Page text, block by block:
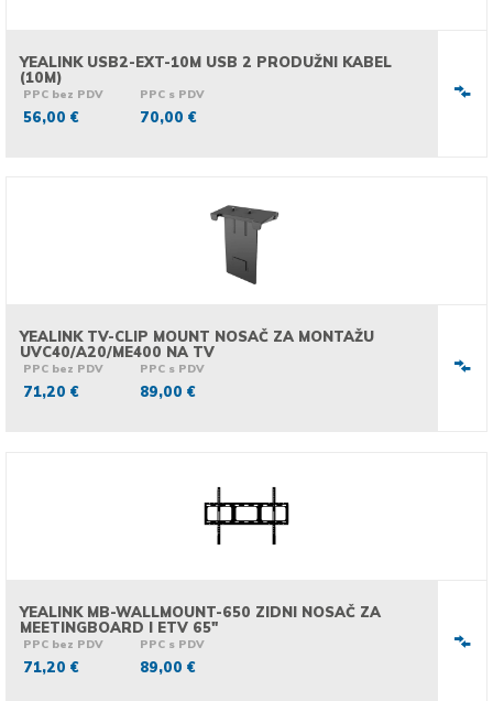
YEALINK USB2-EXT-10M USB 2 PRODUŽNI KABEL
(10M)
PPC bez PDV
56,00 €
PPC s PDV
70,00 €
YEALINK TV-CLIP MOUNT NOSAČ ZA MONTAŽU
UVC40/A20/ME400 NA TV
PPC bez PDV
71,20 €
PPC s PDV
89,00 €
YEALINK MB-WALLMOUNT-650 ZIDNI NOSAČ ZA
MEETINGBOARD I ETV 65"
PPC bez PDV
71,20 €
PPC s PDV
89,00 €